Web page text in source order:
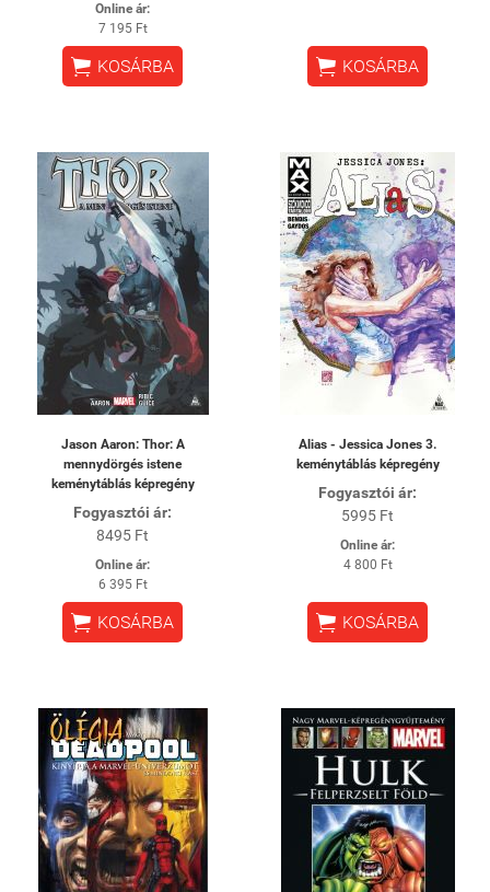
Online ár:
7 195 Ft
 KOSÁRBA  KOSÁRBA
Jason Aaron: Thor: A
mennydörgés istene
keménytáblás képregény
Fogyasztói ár:
8495 Ft
Online ár:
6 395 Ft
 KOSÁRBA
Alias - Jessica Jones 3.
keménytáblás képregény
Fogyasztói ár:
5995 Ft
Online ár:
4 800 Ft
 KOSÁRBA